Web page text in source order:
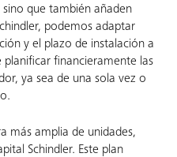
que también añaden
podemos adaptar
y el plazo de instalación a
financieramente las
ya sea de una sola vez o
más amplia de unidades,
Schindler. Este plan